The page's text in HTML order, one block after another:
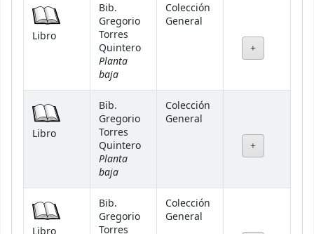
Libro
Bib.
Gregorio
Torres
Quintero
Planta
baja
Colección
General
Libro
Bib.
Gregorio
Torres
Quintero
Planta
baja
Colección
General
Bib.
Gregorio
Torres
Colección
General